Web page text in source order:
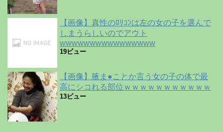
【画像】真性のﾛﾘｺﾝは左の女の子を選んで
しまうらしいのでアウト
wwwwwwwwwwwwwwww
19ビュー
【画像】腋ま●ことか言う女の子の体で最
高にシコれる部位ｗｗｗｗｗｗｗｗｗｗｗ
13ビュー